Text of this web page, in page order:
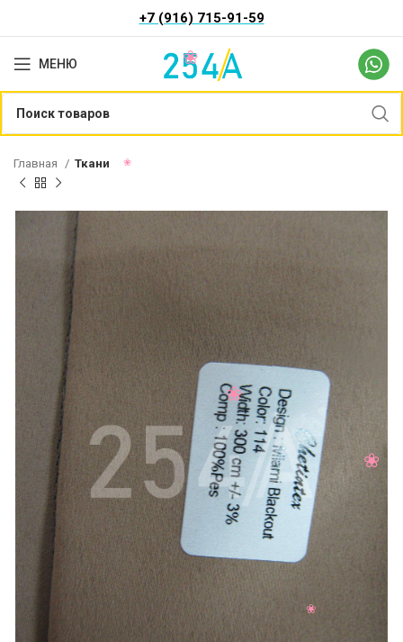
+7 (916) 715-91-59
МЕНЮ
Главная Ткани